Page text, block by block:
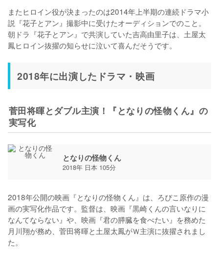
またヒロイン役が決まったのは2014年上半期の連続ドラマ小
説『花子とアン』撮影中に受けたオーディションでのこと。
朝ドラ『花子とアン』で共演していた吉高由里子は、土屋太
鳳ヒロイン抜擢の知らせに泣いて喜んだそうです。
2018年に出演したドラマ・映画
菅田将暉とダブル主演！『となりの怪物くん』の
実写化
となりの怪物くん
2018年 日本 105分
2018年公開の映画『となりの怪物くん』は、ろぴこ原作の漫
画の実写化作品です。監督は、映画『黒崎くんの言いなりに
なんてならない』や、映画『君の膵臓を食べたい』を務めた
月川翔が務め、菅田将暉と土屋太鳳がＷ主演に抜擢されまし
た。